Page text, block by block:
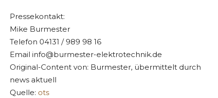
Pressekontakt:
Mike Burmester
Telefon 04131 / 989 98 16
Email info@burmester-elektrotechnik.de
Original-Content von: Burmester, übermittelt durch
news aktuell
Quelle: ots